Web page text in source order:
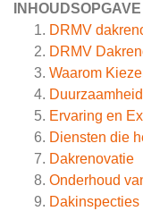
INHOUDSOPGAVE
DRMV
DRMV
Waarom
Ervaring en
Diensten die
Dakrenovatie
Onderhoud
Dakinspecties